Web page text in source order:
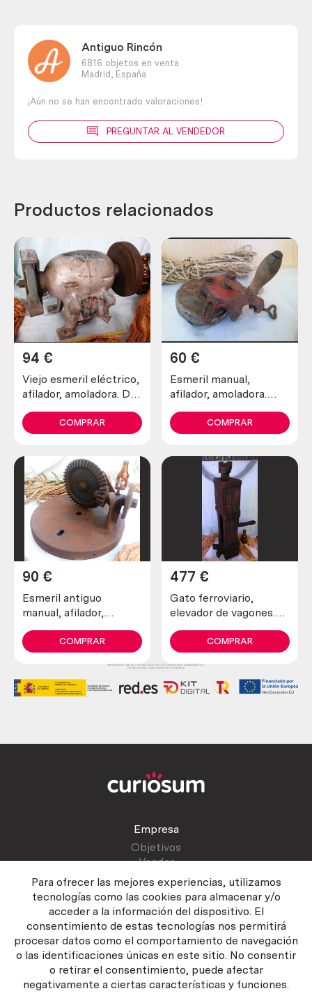
Para ofrecer las mejores experiencias, utilizamos
tecnologías como las cookies para almacenar y/o
acceder a la información del dispositivo. El
consentimiento de estas tecnologías nos permitirá
procesar datos como el comportamiento de navegación
o las identificaciones únicas en este sitio. No consentir
o retirar el consentimiento, puede afectar
negativamente a ciertas características y funciones.
Antiguo Rincón
6816 objetos en venta
Madrid,
España
¡Aún no se han encontrado valoraciones!
PREGUNTAR AL VENDEDOR
Productos relacionados
Viejo esmeril eléctrico,
afilador, amoladora. De
94 €
COMPRAR
Esmeril manual,
afilador, amoladora.
Viejita.
60 €
COMPRAR
Esmeril antiguo
manual, afilador,
engranajes
90 €
COMPRAR
Gato ferroviario,
elevador de vagones.
477 €
COMPRAR
Empresa
Objetivos
Vender
Atención al cliente
Contactar
Manual del vendedor